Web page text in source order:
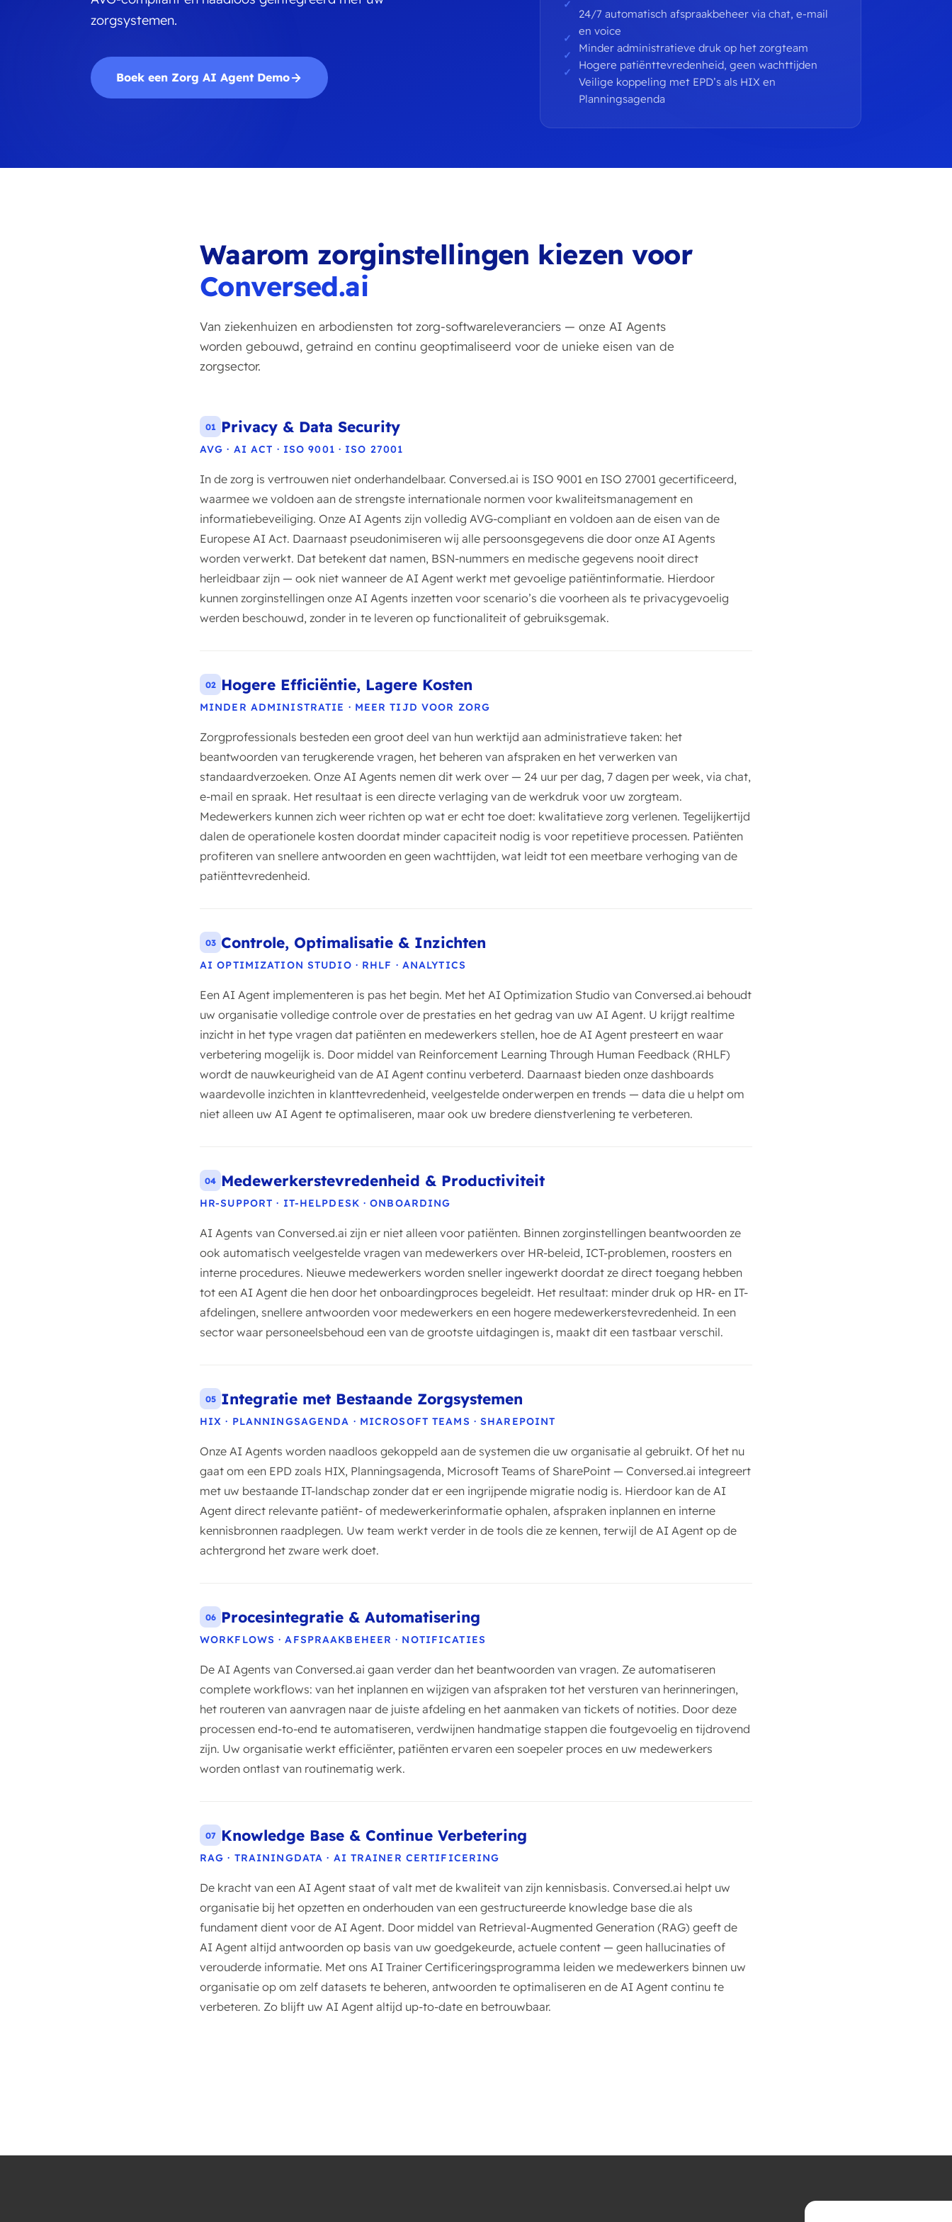
zorgsystemen.
Boek een Zorg AI Agent Demo
24/7 automatisch afspraakbeheer via chat, e-mail
en voice
Minder administratieve druk op het zorgteam
Hogere patiënttevredenheid, geen wachttijden
Veilige koppeling met EPD’s als HIX en
Planningsagenda
Waarom zorginstellingen kiezen voor
Conversed.ai
Van ziekenhuizen en arbodiensten tot zorg-softwareleveranciers — onze AI Agents
worden gebouwd, getraind en continu geoptimaliseerd voor de unieke eisen van de
zorgsector.
01 Privacy & Data Security
AVG · AI ACT · ISO 9001 · ISO 27001
In de zorg is vertrouwen niet onderhandelbaar. Conversed.ai is ISO 9001 en ISO 27001 gecertificeerd,
waarmee we voldoen aan de strengste internationale normen voor kwaliteitsmanagement en
informatiebeveiliging. Onze AI Agents zijn volledig AVG-compliant en voldoen aan de eisen van de
Europese AI Act. Daarnaast pseudonimiseren wij alle persoonsgegevens die door onze AI Agents
worden verwerkt. Dat betekent dat namen, BSN-nummers en medische gegevens nooit direct
herleidbaar zijn — ook niet wanneer de AI Agent werkt met gevoelige patiëntinformatie. Hierdoor
kunnen zorginstellingen onze AI Agents inzetten voor scenario’s die voorheen als te privacygevoelig
werden beschouwd, zonder in te leveren op functionaliteit of gebruiksgemak.
02 Hogere Efficiëntie, Lagere Kosten
MINDER ADMINISTRATIE · MEER TIJD VOOR ZORG
Zorgprofessionals besteden een groot deel van hun werktijd aan administratieve taken: het
beantwoorden van terugkerende vragen, het beheren van afspraken en het verwerken van
standaardverzoeken. Onze AI Agents nemen dit werk over — 24 uur per dag, 7 dagen per week, via chat,
e-mail en spraak. Het resultaat is een directe verlaging van de werkdruk voor uw zorgteam.
Medewerkers kunnen zich weer richten op wat er echt toe doet: kwalitatieve zorg verlenen. Tegelijkertijd
dalen de operationele kosten doordat minder capaciteit nodig is voor repetitieve processen. Patiënten
profiteren van snellere antwoorden en geen wachttijden, wat leidt tot een meetbare verhoging van de
patiënttevredenheid.
03 Controle, Optimalisatie & Inzichten
AI OPTIMIZATION STUDIO · RHLF · ANALYTICS
Een AI Agent implementeren is pas het begin. Met het AI Optimization Studio van Conversed.ai behoudt
uw organisatie volledige controle over de prestaties en het gedrag van uw AI Agent. U krijgt realtime
inzicht in het type vragen dat patiënten en medewerkers stellen, hoe de AI Agent presteert en waar
verbetering mogelijk is. Door middel van Reinforcement Learning Through Human Feedback (RHLF)
wordt de nauwkeurigheid van de AI Agent continu verbeterd. Daarnaast bieden onze dashboards
waardevolle inzichten in klanttevredenheid, veelgestelde onderwerpen en trends — data die u helpt om
niet alleen uw AI Agent te optimaliseren, maar ook uw bredere dienstverlening te verbeteren.
04 Medewerkerstevredenheid & Productiviteit
HR-SUPPORT · IT-HELPDESK · ONBOARDING
AI Agents van Conversed.ai zijn er niet alleen voor patiënten. Binnen zorginstellingen beantwoorden ze
ook automatisch veelgestelde vragen van medewerkers over HR-beleid, ICT-problemen, roosters en
interne procedures. Nieuwe medewerkers worden sneller ingewerkt doordat ze direct toegang hebben
tot een AI Agent die hen door het onboardingproces begeleidt. Het resultaat: minder druk op HR- en IT-
afdelingen, snellere antwoorden voor medewerkers en een hogere medewerkerstevredenheid. In een
sector waar personeelsbehoud een van de grootste uitdagingen is, maakt dit een tastbaar verschil.
05 Integratie met Bestaande Zorgsystemen
HIX · PLANNINGSAGENDA · MICROSOFT TEAMS · SHAREPOINT
Onze AI Agents worden naadloos gekoppeld aan de systemen die uw organisatie al gebruikt. Of het nu
gaat om een EPD zoals HIX, Planningsagenda, Microsoft Teams of SharePoint — Conversed.ai integreert
met uw bestaande IT-landschap zonder dat er een ingrijpende migratie nodig is. Hierdoor kan de AI
Agent direct relevante patiënt- of medewerkerinformatie ophalen, afspraken inplannen en interne
kennisbronnen raadplegen. Uw team werkt verder in de tools die ze kennen, terwijl de AI Agent op de
achtergrond het zware werk doet.
06 Procesintegratie & Automatisering
WORKFLOWS · AFSPRAAKBEHEER · NOTIFICATIES
De AI Agents van Conversed.ai gaan verder dan het beantwoorden van vragen. Ze automatiseren
complete workflows: van het inplannen en wijzigen van afspraken tot het versturen van herinneringen,
het routeren van aanvragen naar de juiste afdeling en het aanmaken van tickets of notities. Door deze
processen end-to-end te automatiseren, verdwijnen handmatige stappen die foutgevoelig en tijdrovend
zijn. Uw organisatie werkt efficiënter, patiënten ervaren een soepeler proces en uw medewerkers
worden ontlast van routinematig werk.
07 Knowledge Base & Continue Verbetering
RAG · TRAININGDATA · AI TRAINER CERTIFICERING
De kracht van een AI Agent staat of valt met de kwaliteit van zijn kennisbasis. Conversed.ai helpt uw
organisatie bij het opzetten en onderhouden van een gestructureerde knowledge base die als
fundament dient voor de AI Agent. Door middel van Retrieval-Augmented Generation (RAG) geeft de
AI Agent altijd antwoorden op basis van uw goedgekeurde, actuele content — geen hallucinaties of
verouderde informatie. Met ons AI Trainer Certificeringsprogramma leiden we medewerkers binnen uw
organisatie op om zelf datasets te beheren, antwoorden te optimaliseren en de AI Agent continu te
verbeteren. Zo blijft uw AI Agent altijd up-to-date en betrouwbaar.